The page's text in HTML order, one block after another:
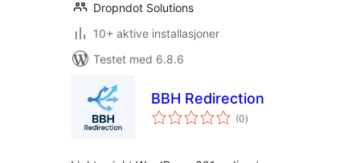
Dropndot Solutions
10+ aktive installasjoner
Testet med 6.8.6
BBH Redirection
(0totale
vurderinger
)